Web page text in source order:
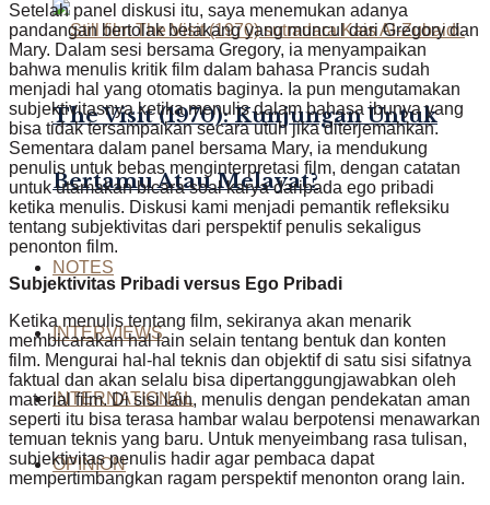
The Visit (1970): Kunjungan Untuk
Bertamu Atau Melayat?
NOTES
INTERVIEWS
INTERNATIONAL
OPINION
Setelah panel diskusi itu, saya menemukan adanya
pandangan bertolak belakang yang muncul dari Gregory dan
Mary. Dalam sesi bersama Gregory, ia menyampaikan
bahwa menulis kritik film dalam bahasa Prancis sudah
menjadi hal yang otomatis baginya. Ia pun mengutamakan
subjektivitasnya ketika menulis dalam bahasa ibunya yang
bisa tidak tersampaikan secara utuh jika diterjemahkan.
Sementara dalam panel bersama Mary, ia mendukung
penulis untuk bebas menginterpretasi film, dengan catatan
untukutamakan bicara soal karya daripada ego pribadi
ketika menulis. Diskusi kami menjadi pemantik refleksiku
tentang subjektivitas dari perspektif penulis sekaligus
penonton film.
Subjektivitas Pribadi versus Ego Pribadi
Ketika menulis tentang film, sekiranya akan menarik
membicarakan hal lain selain tentang bentuk dan konten
film. Mengurai hal-hal teknis dan objektif di satu sisi sifatnya
faktual dan akan selalu bisa dipertanggungjawabkan oleh
material film. Di sisi lain, menulis dengan pendekatan aman
seperti itu bisa terasa hambar walau berpotensi menawarkan
temuan teknis yang baru. Untuk menyeimbang rasa tulisan,
subjektivitas penulis hadir agar pembaca dapat
mempertimbangkan ragam perspektif menonton orang lain.